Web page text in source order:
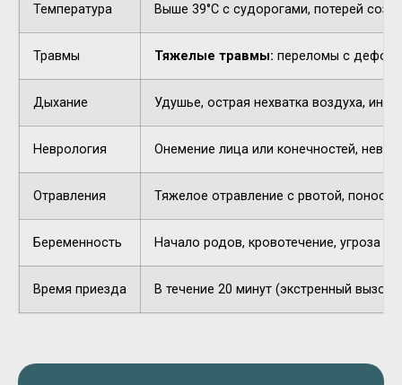
Температура Выше 39°C с судорогами, потерей
Травмы Тяжелые травмы: переломы с
Дыхание Удушье, острая нехватка воздуха,
Неврология Онемение лица или конечностей,
Отравления Тяжелое отравление с рвотой,
Беременность Начало родов, кровотечение, угроза
Время приезда В течение 20 минут (экстренный вызов).